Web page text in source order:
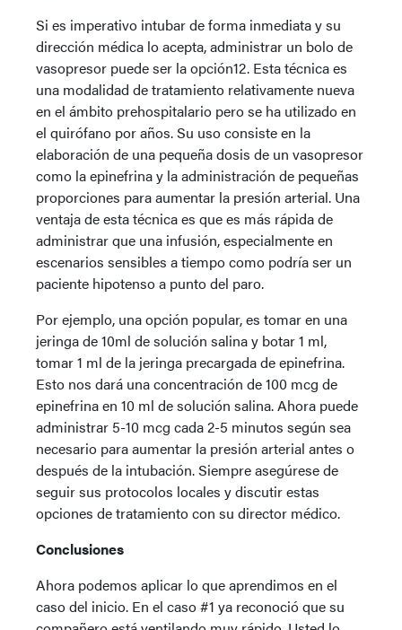
Si es imperativo intubar de forma inmediata y su
dirección médica lo acepta, administrar un bolo de
vasopresor puede ser la opción12. Esta técnica es
una modalidad de tratamiento relativamente nueva
en el ámbito prehospitalario pero se ha utilizado en
el quirófano por años. Su uso consiste en la
elaboración de una pequeña dosis de un vasopresor
como la epinefrina y la administración de pequeñas
proporciones para aumentar la presión arterial. Una
ventaja de esta técnica es que es más rápida de
administrar que una infusión, especialmente en
escenarios sensibles a tiempo como podría ser un
paciente hipotenso a punto del paro.
Por ejemplo, una opción popular, es tomar en una
jeringa de 10ml de solución salina y botar 1 ml,
tomar 1 ml de la jeringa precargada de epinefrina.
Esto nos dará una concentración de 100 mcg de
epinefrina en 10 ml de solución salina. Ahora puede
administrar 5-10 mcg cada 2-5 minutos según sea
necesario para aumentar la presión arterial antes o
después de la intubación. Siempre asegúrese de
seguir sus protocolos locales y discutir estas
opciones de tratamiento con su director médico.
Conclusiones
Ahora podemos aplicar lo que aprendimos en el
caso del inicio. En el caso #1 ya reconoció que su